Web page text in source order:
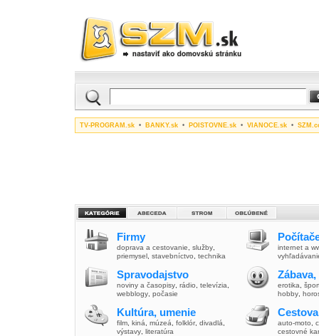
TV-PROGRAM.sk • BANKY.sk • POISTOVNE.sk • VIANOCE.sk •
Firmy
doprava a cestovanie služby
priemysel stavebníctvo technika
Spravodajstvo
noviny a časopisy rádio televízia
webblogy počasie
Kultúra, umenie
film kiná múzeá folklór, divadlá
výstavy literatúra
internet a
erotika
hobby
auto-moto
cestovné